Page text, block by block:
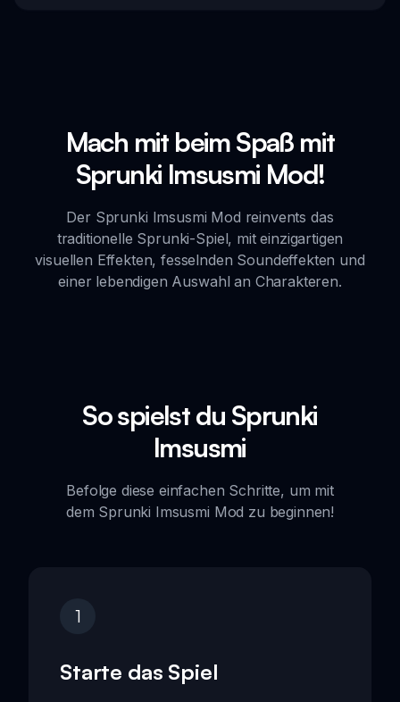
Mach mit beim Spaß mit
Sprunki Imsusmi Mod!
Der Sprunki Imsusmi Mod reinvents das
traditionelle Sprunki-Spiel, mit einzigartigen
visuellen Effekten, fesselnden Soundeffekten und
einer lebendigen Auswahl an Charakteren.
So spielst du Sprunki
Imsusmi
Befolge diese einfachen Schritte, um mit
dem Sprunki Imsusmi Mod zu beginnen!
1
Starte das Spiel